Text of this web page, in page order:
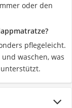
oder den
pflegeleicht.
waschen, was